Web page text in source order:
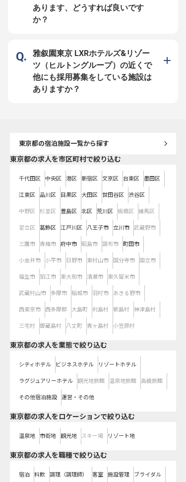
ジャーとして、スタッフの育成や販
売促進など、幅広い業務にチャレン
く、扶養手当や役職手当など待遇面
指す方、意欲と向上心を持って仕事
に取り組める方にぴったりの環境で
す。 60歳定年後の再雇用制度もあ
り、長く安心して働けるのも魅力で
す！あなたのホスピタリティで、お
客様と共に成長していきましょう！
※2025年06月16日時点の情報です
できる環境で、あなたの可能性を広
げよう】 当ホテルでは、スタッフ
す！シャワー室完備で、長時間勤務
でも快適に。 ホテル業界での経験
を活かしながら、国際的なホテルブ
ランドでキャリアアップを目指せる
環境です。学歴不問で、あなたの
「おもてなしの心」と「チームワー
施設を
も！ ホ
あります、どうすれば良いです
か？
雅叙園東京 LXRホテルズ&リゾー
ツ（ヒルトングループ）の近くで
他にも採用募集をしている施設は
ありますか？
東京都の宿泊施設一覧から探す
東京都の求人を市区町村で絞り込む
千代田区 中央区 港区 新宿区 文京区 台東区 墨田区
江東区 品川区 目黒区 大田区 世田谷区 渋谷区
中野区 杉並区 豊島区 北区 荒川区 板橋区 練馬区
足立区 葛飾区 江戸川区 八王子市 立川市 武蔵野市
三鷹市 青梅市 府中市 昭島市 調布市 町田市
小金井市 小平市 日野市 東村山市 国分寺市 国立市
福生市 狛江市 東大和市 清瀬市 東久留米市
武蔵村山市 多摩市 稲城市 羽村市 あきる野市
西東京市 西多摩郡 大島町 利島村 新島村 神津島村
三宅村 御蔵島村 八丈町 青ヶ島村 小笠原村
東京都の求人を業態で絞り込む
シティホテル ビジネスホテル リゾートホテル
ラグジュアリーホテル 観光地旅館 温泉地旅館 高級旅館
その他宿泊施設 運営・その他
東京都の求人をロケーションで絞り込む
温泉地 市街地 観光地 スキー場 リゾート地
東京都の求人を職種で絞り込む
宿泊 料飲 調理（調理師） 客室 施設管理 ブライダル